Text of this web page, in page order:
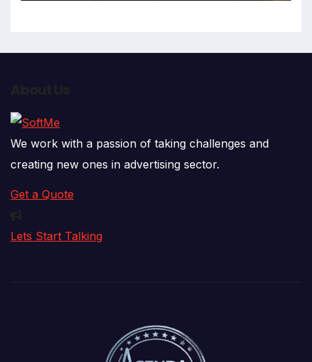
We work with a passion of taking challenges and
creating new ones in advertising sector.
Get a Quote
Lets Start Talking